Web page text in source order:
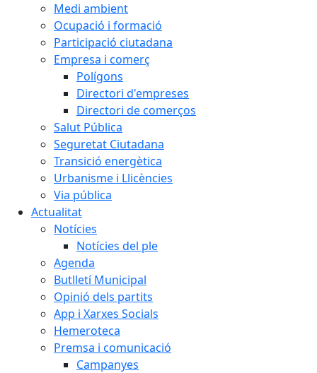
Medi ambient
Ocupació i formació
Participació ciutadana
Empresa i comerç
Polígons
Directori d'empreses
Directori de comerços
Salut Pública
Seguretat Ciutadana
Transició energètica
Urbanisme i Llicències
Via pública
Actualitat
Notícies
Notícies del ple
Agenda
Butlletí Municipal
Opinió dels partits
App i Xarxes Socials
Hemeroteca
Premsa i comunicació
Campanyes